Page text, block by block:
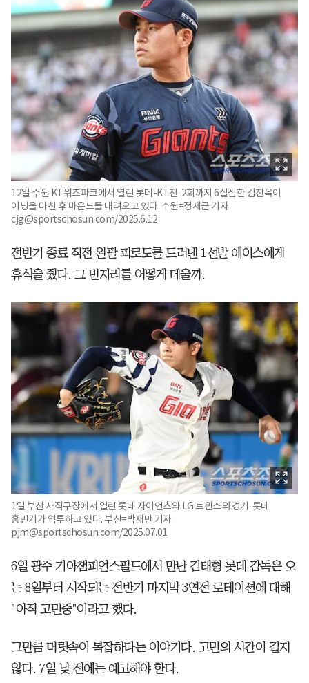
12일 수원 KT위즈파크에서 열린 롯데-KT전. 2회까지 6실점한 김진욱이
이닝을 마친 후 마운드를 내려오고 있다. 수원=정재근 기자
cjg@sportschosun.com/2025.6.12
전반기 종료 직전 왼팔 피로도를 드러낸 1선발 에이스에게
휴식을 줬다. 그 빈자리를 어떻게 메울까.
1일 부산 사직구장에서 열린 롯데 자이언츠와 LG 트윈스의 경기. 롯데
홍민기가 역투하고 있다. 부산=박재만 기자
pjm@sportschosun.com/2025.07.01
6일 광주 기아챔피언스필드에서 만난 김태형 롯데 감독은 오
는 8일부터 시작되는 전반기 마지막 3연전 로테이션에 대해
"아직 고민중"이라고 했다.
그만큼 머릿속이 복잡하다는 이야기다. 고민의 시간이 길지
않다. 7일 낮 전에는 예고해야 한다.